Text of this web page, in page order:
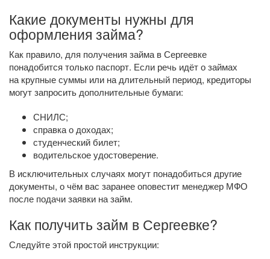
Какие документы нужны для
оформления займа?
Как правило, для получения займа в Сергеевке
понадобится только паспорт. Если речь идёт о займах
на крупные суммы или на длительный период, кредиторы
могут запросить дополнительные бумаги:
СНИЛС;
справка о доходах;
студенческий билет;
водительское удостоверение.
В исключительных случаях могут понадобиться другие
документы, о чём вас заранее оповестит менеджер МФО
после подачи заявки на займ.
Как получить займ в Сергеевке?
Следуйте этой простой инструкции: